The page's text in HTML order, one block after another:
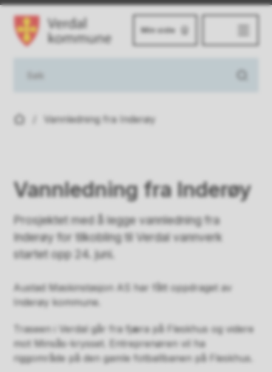
Min side
Du er her:Vannledning fra Inderøy
Vannledning fra Inderøy
Prosjektet med å legge vannledning fra
Inderøy for tilkobling til Verdal vannverk
startet opp 24. juni.
Austad Maskinstasjon AS har fått oppdraget av
Inderøy kommune.
Traseen i Verdal går fra fjæra på Fleskhus og videre
mot Minsås-krysset. Entreprenøren vil ha
riggområde på den gamle fotballbanen på Fleskhus.